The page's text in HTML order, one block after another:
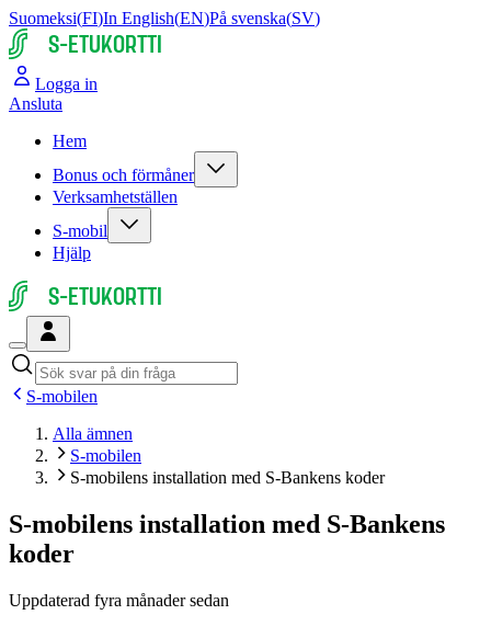
Suomeksi(FI)In English(EN)På svenska(SV)
S-ETUKORTTI
Logga in
Ansluta
Hem
Bonus och förmåner
Verksamhetställen
S-mobil
Hjälp
S-ETUKORTTI
S-mobilen
Alla ämnen
S-mobilen
S-mobilens installation med S-Bankens koder
S-mobilens installation med S-Bankens
koder
Uppdaterad fyra månader sedan